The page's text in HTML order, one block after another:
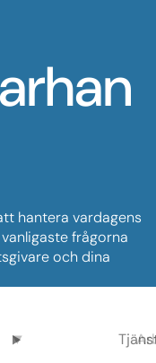
hantera vardagens
frågorna
och dina